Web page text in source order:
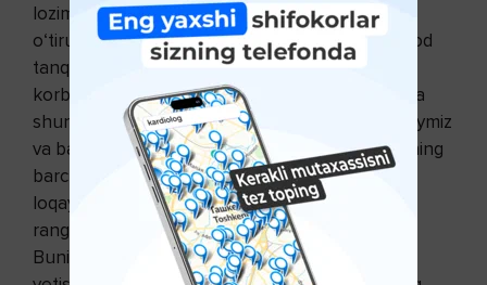
lozim deb hisoblayman. Bugungi kunda biz
o‘tiruvchilar irqi hisoblanamiz. Biz havo va kislorod
tanqisligini sezamiz. Biz o‘z tanamizdagi barcha
korbanat kislotasini chiqarib tashlay olmaymiz va
shuning uchun dam og‘riqlar, qiynoqlarga botgaymiz
va barvaqt qarib qolishga mubtalo bo‘lamiz. Buning
barchasiga sabab bizning o‘ta yalqov va
loqaydligimizdir. Barcha shaharlarni ko‘chalarida
rangsiz va ezilgan kishilarni uchratish mumkin.
Buning barchasiga sabab ularga kislorod